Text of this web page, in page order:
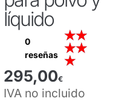
líquido
0
reseñas
★★
★★
★
295,00€
IVA no incluido